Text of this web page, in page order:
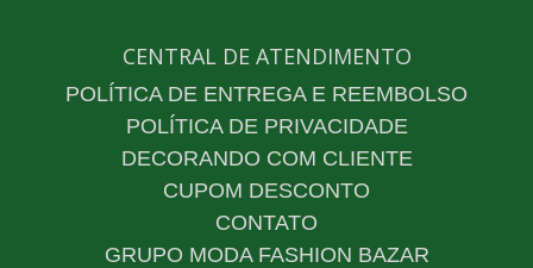
CENTRAL DE ATENDIMENTO
POLÍTICA DE ENTREGA E REEMBOLSO
POLÍTICA DE PRIVACIDADE
DECORANDO COM CLIENTE
CUPOM DESCONTO
CONTATO
GRUPO MODA FASHION BAZAR